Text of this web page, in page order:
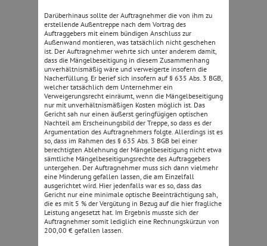
Darüberhinaus sollte der Auftragnehmer die von ihm zu
erstellende Außentreppe nach dem Vortrag des
Auftraggebers mit einem bündigen Anschluss zur
Außenwand montieren, was tatsächlich nicht geschehen
ist. Der Auftragnehmer wehrte sich unter anderem damit,
dass die Mängelbeseitigung in diesem Zusammenhang
unverhältnismäßig wäre und verweigerte insofern die
Nacherfüllung. Er berief sich insofern auf § 635 Abs. 3 BGB,
welcher tatsächlich dem Unternehmer ein
Verweigerungsrecht einräumt, wenn die Mängelbeseitigung
nur mit unverhältnismäßigen Kosten möglich ist. Das
Gericht sah nur einen äußerst geringfügigen optischen
Nachteil am Erscheinungsbild der Treppe, so dass es der
Argumentation des Auftragnehmers folgte. Allerdings ist es
so, dass im Rahmen des § 635 Abs. 3 BGB bei einer
berechtigten Ablehnung der Mängelbeseitigung nicht etwa
sämtliche Mängelbeseitigungsrechte des Auftraggebers
untergehen. Der Auftragnehmer muss sich dann vielmehr
eine Minderung gefallen lassen, die am Einzelfall
ausgerichtet wird. Hier jedenfalls war es so, dass das
Gericht nur eine minimale optische Beeinträchtigung sah,
die es mit 5 % der Vergütung in Bezug auf die hier fragliche
Leistung angesetzt hat. Im Ergebnis musste sich der
Auftragnehmer somit lediglich eine Rechnungskürzun von
200,00 € gefallen lassen.